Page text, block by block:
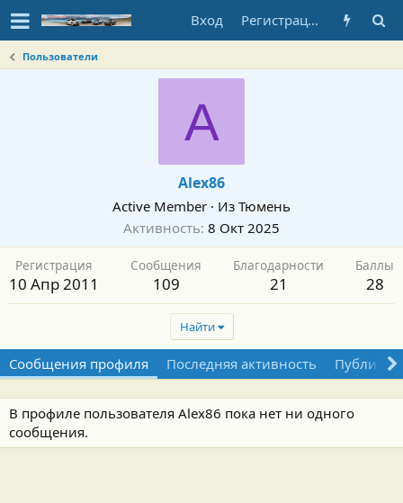
Вход Регистрация
Пользователи
A
Alex86
Active Member · Из Тюмень
Активность 8 Окт 2025
Регистрация
10 Апр 2011
Сообщения
109
Благодарности
21
Баллы
28
Найти
Сообщения профиля Последняя активность
В профиле пользователя Alex86 пока нет ни одного
сообщения.